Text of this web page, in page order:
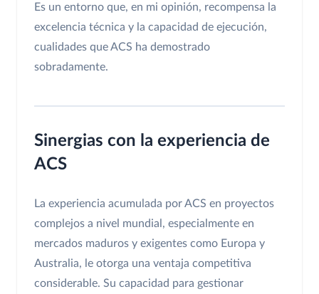
Es un entorno que, en mi opinión, recompensa la
excelencia técnica y la capacidad de ejecución,
cualidades que ACS ha demostrado
sobradamente.
Sinergias con la experiencia de
ACS
La experiencia acumulada por ACS en proyectos
complejos a nivel mundial, especialmente en
mercados maduros y exigentes como Europa y
Australia, le otorga una ventaja competitiva
considerable. Su capacidad para gestionar